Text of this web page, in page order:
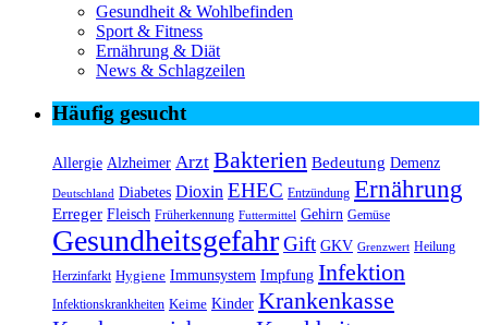
Gesundheit & Wohlbefinden
Sport & Fitness
Ernährung & Diät
News & Schlagzeilen
Häufig gesucht
Allergie Alzheimer Arzt Bakterien Bedeutung Demenz
Deutschland Diabetes Dioxin EHEC Entzündung Ernährung
Erreger Fleisch Früherkennung Futtermittel Gehirn Gemüse
GesundheitsgefahrGift GKV Grenzwert Heilung
Herzinfarkt Hygiene Immunsystem Impfung Infektion
Infektionskrankheiten Keime Kinder Krankenkasse